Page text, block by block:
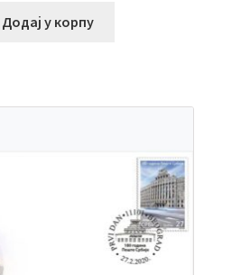
Додај у корпу